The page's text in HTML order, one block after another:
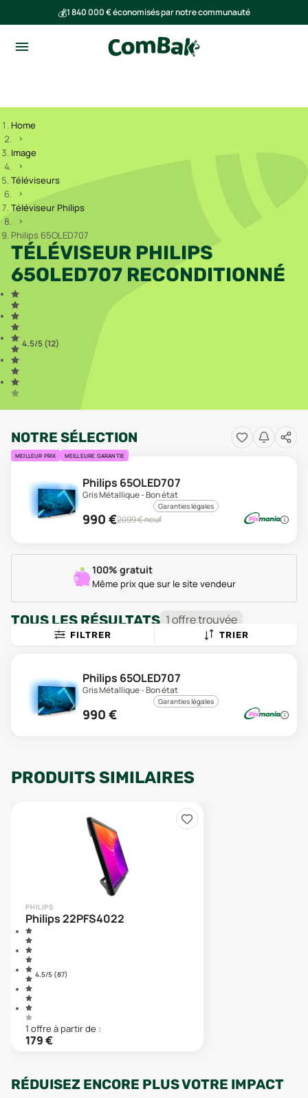
💰1 840 000 € économisés par notre communauté
Home
Image
Téléviseurs
Téléviseur Philips
Philips 65OLED707
TÉLÉVISEUR PHILIPS
65OLED707 RECONDITIONNÉ
4.5/5 (12)
NOTRE SÉLECTION
MEILLEUR PRIX MEILLEURE GARANTIE
Philips 65OLED707
Gris Métallique - Bon état
Garanties légales
990 €2099€ neuf
100% gratuit
Même prix que sur le site vendeur
TOUS LES RÉSULTATS 1offretrouvée
FILTRER TRIER
Philips 65OLED707
Gris Métallique - Bon état
Garanties légales
990 €
PRODUITS SIMILAIRES
PHILIPS
Philips 22PFS4022
4.5/5 (87)
1 offre à partir de :
179€
RÉDUISEZ ENCORE PLUS VOTRE IMPACT